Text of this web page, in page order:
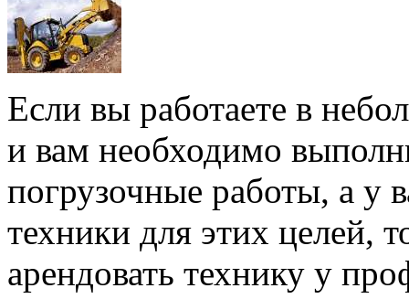
Если вы работаете в
и вам необходимо
погрузочные работы, а у
техники для этих целей,
арендовать технику у